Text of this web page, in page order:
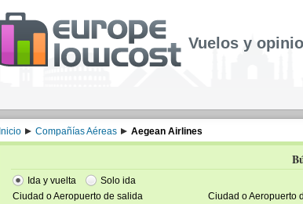
Vuelos y
Inicio Compañías Aéreas Aegean Airlines
Ida y vuelta
Solo ida
Ciudad o Aeropuerto de salida
Ciudad o Aeropuerto